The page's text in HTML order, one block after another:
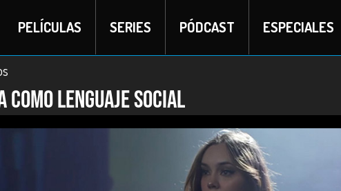
PELÍCULAS SERIES PÓDCAST ESPECIALES
como lenguaje social